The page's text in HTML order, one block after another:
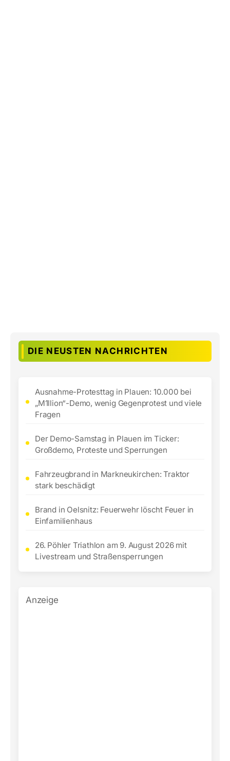
DIE NEUSTEN NACHRICHTEN
Ausnahme-Protesttag in Plauen: 10.000 bei
„M1llion“-Demo, wenig Gegenprotest und viele
Fragen
Der Demo-Samstag in Plauen im Ticker:
Großdemo, Proteste und Sperrungen
Fahrzeugbrand in Markneukirchen: Traktor
stark beschädigt
Brand in Oelsnitz: Feuerwehr löscht Feuer in
Einfamilienhaus
26. Pöhler Triathlon am 9. August 2026 mit
Livestream und Straßensperrungen
Anzeige